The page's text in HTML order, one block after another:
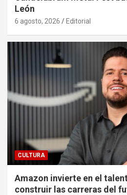
León
6 agosto, 2026 Editorial
CULTURA
Amazon invierte en el
construir las carreras del